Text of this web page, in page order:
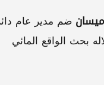
ميسان ضم مدير عام
بحث الواقع المائي